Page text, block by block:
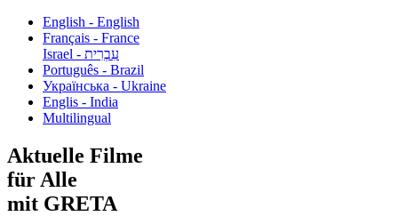
English - English
Français - France
עִבְרִית - Israel
Português - Brazil
Українська - Ukraine
Englis - India
Multilingual
Aktuelle Filme
für Alle
mit GRETA